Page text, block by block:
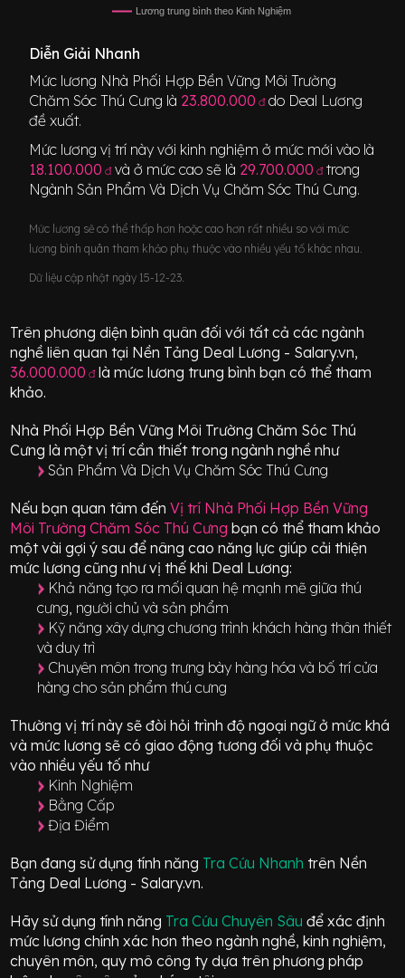
Lương trung bình theo Kinh Nghiệm
Diễn Giải Nhanh
Mức lương Nhà Phối Hợp Bền Vững Môi Trường
Chăm Sóc Thú Cưng là 23.800.000 đdo Deal Lương
đề xuất.
Mức lương vị trí này với kinh nghiệm ở mức mới vào là
18.100.000 đ và ở mức cao sẽ là 29.700.000 đ trong
NgànhSản Phẩm Và Dịch Vụ Chăm Sóc Thú Cưng.
Mức lương sẽ có thể thấp hơn hoặc cao hơn rất nhiều so với mức
lương bình quân tham khảo phụ thuộc vào nhiều yếu tố khác nhau.
Dữ liệu cập nhật ngày 15-12-23.
Trên phương diện bình quân đối với tất cả các ngành
nghề liên quan tại Nền Tảng Deal Lương - Salary.vn,
36.000.000 đlà mức lương trung bình bạn có thể tham
khảo.
Nhà Phối Hợp Bền Vững Môi Trường Chăm Sóc Thú
Cưng là một vị trícần thiết trong ngành nghề như
Sản Phẩm Và Dịch Vụ Chăm Sóc Thú Cưng
Nếu bạn quan tâm đến Vị trí Nhà Phối Hợp Bền Vững
Môi Trường Chăm Sóc Thú Cưng bạn có thể tham khảo
một vài gợi ý sau để nâng cao năng lực giúp cải thiện
mức lương cũng như vị thế khi Deal Lương:
Khả năng tạo ra mối quan hệ mạnh mẽ giữa thú
cưng, người chủ và sản phẩm
Kỹ năng xây dựng chương trình khách hàng thân thiết
và duy trì
Chuyên môn trong trưng bày hàng hóa và bố trí cửa
hàng cho sản phẩm thú cưng
Thường vị trí này sẽ đòi hỏi trình độ ngoại ngữ ở mứckhá
và mức lương sẽ có giao động tương đối và phụ thuộc
vào nhiều yếu tố như
Kinh Nghiệm
Bằng Cấp
Địa Điểm
Bạn đang sử dụng tính năng Tra Cứu Nhanh trên Nền
Tảng Deal Lương - Salary.vn.
Hãy sử dụng tính năng Tra Cứu Chuyên Sâuđể xác định
mức lương chính xác hơn theo ngành nghề, kinh nghiệm,
chuyên môn, quy mô công ty dựa trên phương pháp